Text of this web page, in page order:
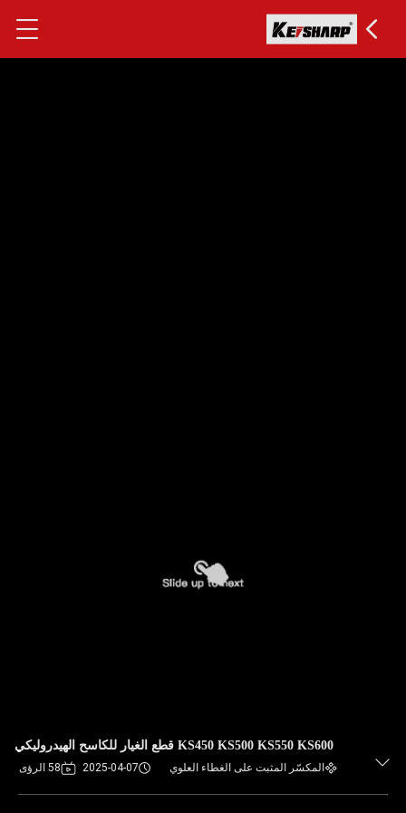
KS450 KS500 KS550 KS600 قطع الغيار للكاسح الهيدروليكي
المكسّر المثبت على الغطاء العلوي 2025-04-07 58 الرؤى